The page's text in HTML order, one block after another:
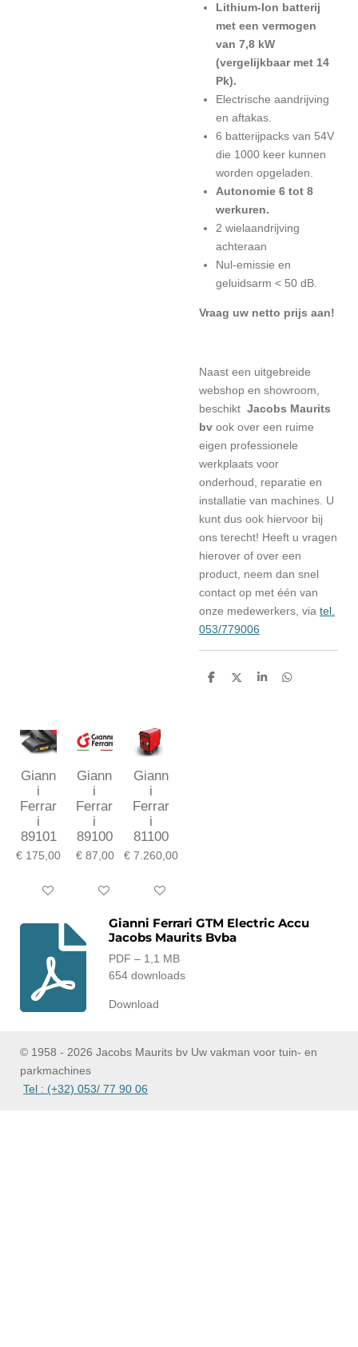
Lithium-Ion batterij
met een vermogen
van 7,8 kW
(vergelijkbaar met 14
Pk).
Electrische aandrijving
en aftakas.
6 batterijpacks van 54V
die 1000 keer kunnen
worden opgeladen.
Autonomie 6 tot 8
werkuren.
2 wielaandrijving
achteraan
Nul-emissie en
geluidsarm < 50 dB.
Vraag uw netto prijs aan!
Naast een uitgebreide
webshop en showroom,
beschikt Jacobs Maurits
bv ook over een ruime
eigen professionele
werkplaats voor
onderhoud, reparatie en
installatie van machines. U
kunt dus ook hiervoor bij
ons terecht! Heeft u vragen
hierover of over een
product, neem dan snel
contact op met één van
onze medewerkers, via tel.
053/779006
D
D
S
D
Giann
i
Ferrar
i
89101
€ 175,00
In winkelwagen
Giann
i
Ferrar
i
89100
€ 87,00
In winkelwagen
Giann
i
Ferrar
i
81100
€ 7.260,00
In winkelwagen
Gianni Ferrari GTM Electric Accu
Jacobs Maurits Bvba
PDF – 1,1 MB
654 downloads
Download
© 1958 - 2026 Jacobs Maurits bv Uw vakman voor tuin- en
parkmachines
Tel : (+32) 053/ 77 90 06